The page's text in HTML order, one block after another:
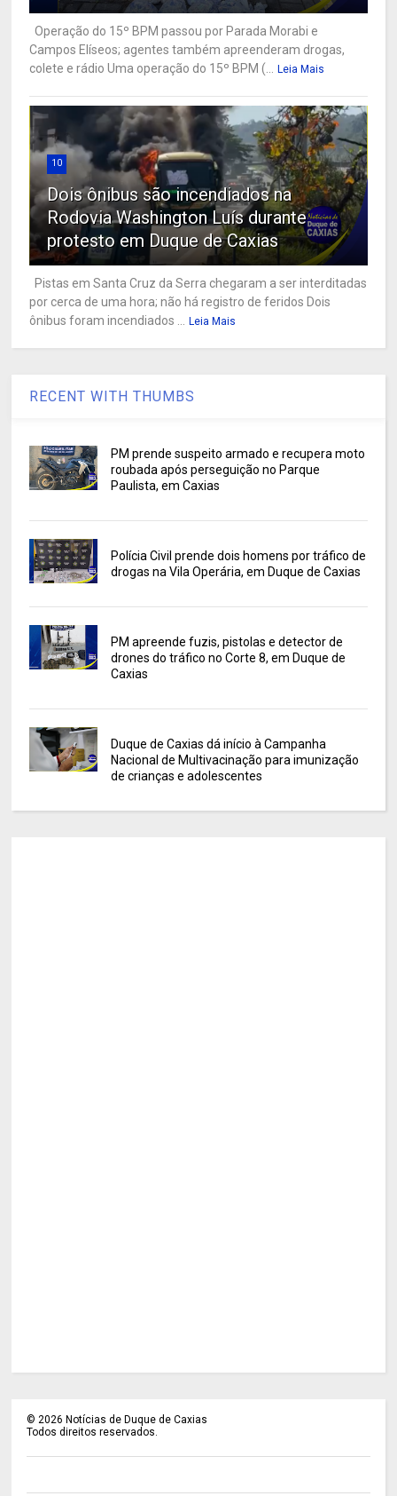
Operação do 15º BPM passou por Parada Morabi e
Campos Elíseos; agentes também apreenderam drogas,
colete e rádio Uma operação do 15º BPM (...
Leia Mais
10
Dois ônibus são incendiados na
Rodovia Washington Luís durante
protesto em Duque de Caxias
Pistas em Santa Cruz da Serra chegaram a ser interditadas
por cerca de uma hora; não há registro de feridos Dois
ônibus foram incendiados ...
Leia Mais
RECENT WITH THUMBS
PM prende suspeito armado e recupera moto
roubada após perseguição no Parque
Paulista, em Caxias
Polícia Civil prende dois homens por tráfico de
drogas na Vila Operária, em Duque de Caxias
PM apreende fuzis, pistolas e detector de
drones do tráfico no Corte 8, em Duque de
Caxias
Duque de Caxias dá início à Campanha
Nacional de Multivacinação para imunização
de crianças e adolescentes
©2026 Notícias de Duque de Caxias
Todos direitos reservados.